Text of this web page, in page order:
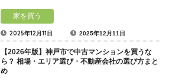
家を買う
2025年12月11日 2025年12月11日
【2026年版】神戸市で中古マンションを買うな
ら？ 相場・エリア選び・不動産会社の選び方まと
め